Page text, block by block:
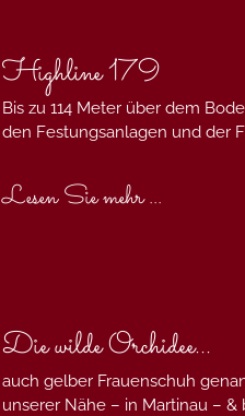
Highline 179
Bis zu 114 Meter über dem
den Festungsanlagen und der
Lesen Sie mehr ...
Die wilde Orchidee...
auch gelber Frauenschuh
unserer Nähe – in Martinau –